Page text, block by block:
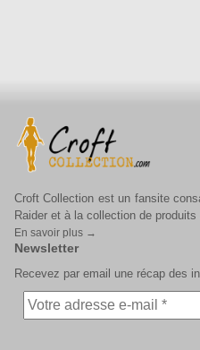
Croft Collection est un fansite
Raider et à la collection de produits
En savoir plus →
Newsletter
Recevez par email une récap des